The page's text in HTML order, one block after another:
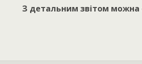
З детальним звітом можна